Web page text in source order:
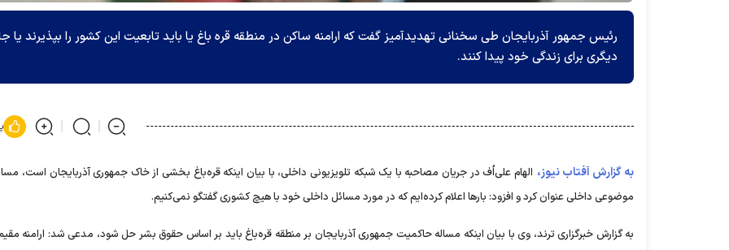
رئیس جمهور آذربایجان طی سخنانی تهدیدآمیز گفت که ارامنه ساکن در منطقه قره باغ یا باید تابعیت این کشور را بپذیرند یا
دیگری برای زندگی خود پیدا کنند.
به گزارش آفتاب نیوز، الهام علی‌اُف در جریان مصاحبه با یک شبکه تلویزیونی داخلی، با بیان اینکه قره‌باغ بخشی از خاک جمهوری آذربایجان است،
موضوعی داخلی عنوان کرد و افزود: بار‌ها اعلام کرده‌ایم که در مورد مسائل داخلی خود با هیچ کشوری گفتگو نمی‌کنیم.
به گزارش خبرگزاری ترند، وی با بیان اینکه مساله حاکمیت جمهوری آذربایجان بر منطقه قره‌باغ باید بر اساس حقوق بشر حل شود، مدعی شد: ارامنه